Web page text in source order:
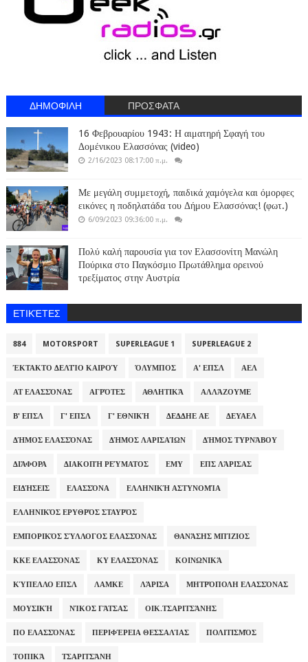
ΔΗΜΟΦΙΛΗ ΠΡΟΣΦΑΤΑ
16 Φεβρουαρίου 1943: Η αιματηρή Σφαγή του
Δομένικου Ελασσόνας (video)
2/16/2023 08:17:00 π.μ.
Με μεγάλη συμμετοχή, παιδικά χαμόγελα και όμορφες
εικόνες η ποδηλατάδα του Δήμου Ελασσόνας! (φωτ.)
6/09/2023 09:36:00 π.μ.
Πολύ καλή παρουσία για τον Ελασσονίτη Μανώλη
Πούρικα στο Παγκόσμιο Πρωτάθλημα ορεινού
τρεξίματος στην Αυστρία
ΕΤΙΚΈΤΕΣ
884 MOTORSPORT SUPERLEAGUE 1 SUPERLEAGUE 2
ΈΚΤΑΚΤΟ ΔΕΛΤΊΟ ΚΑΙΡΟΎ ΌΛΥΜΠΟΣ Α' ΕΠΣΛ ΑΕΛ
ΑΤ ΕΛΑΣΣΌΝΑΣ ΑΓΡΌΤΕΣ ΑΘΛΗΤΙΚΆ ΑΛΛΆΖΟΥΜΕ
Β' ΕΠΣΛ Γ' ΕΠΣΛ Γ' ΕΘΝΙΚΉ ΔΕΔΔΗΕ ΑΕ ΔΕΥΑΕΛ
ΔΉΜΟΣ ΕΛΑΣΣΌΝΑΣ ΔΉΜΟΣ ΛΑΡΙΣΑΊΩΝ ΔΉΜΟΣ ΤΥΡΝΆΒΟΥ
ΔΙΆΦΟΡΑ ΔΙΑΚΟΠΉ ΡΕΎΜΑΤΟΣ ΕΜΥ ΕΠΣ ΛΆΡΙΣΑΣ
ΕΙΔΉΣΕΙΣ ΕΛΑΣΣΌΝΑ ΕΛΛΗΝΙΚΉ ΑΣΤΥΝΟΜΊΑ
ΕΛΛΗΝΙΚΌΣ ΕΡΥΘΡΌΣ ΣΤΑΥΡΌΣ
ΕΜΠΟΡΙΚΌΣ ΣΎΛΛΟΓΟΣ ΕΛΑΣΣΌΝΑΣ ΘΑΝΆΣΗΣ ΜΠΊΖΙΟΣ
ΚΚΕ ΕΛΑΣΣΌΝΑΣ ΚΥ ΕΛΑΣΣΌΝΑΣ ΚΟΙΝΩΝΙΚΆ
ΚΎΠΕΛΛΟ ΕΠΣΛ ΛΑΜΚΕ ΛΆΡΙΣΑ ΜΗΤΡΌΠΟΛΗ ΕΛΑΣΣΌΝΑΣ
ΜΟΥΣΙΚΉ ΝΊΚΟΣ ΓΆΤΣΑΣ ΟΙΚ.ΤΣΑΡΙΤΣΆΝΗΣ
ΠΟ ΕΛΑΣΣΌΝΑΣ ΠΕΡΙΦΈΡΕΙΑ ΘΕΣΣΑΛΊΑΣ ΠΟΛΙΤΙΣΜΌΣ
ΤΟΠΙΚΆ ΤΣΑΡΙΤΣΆΝΗ